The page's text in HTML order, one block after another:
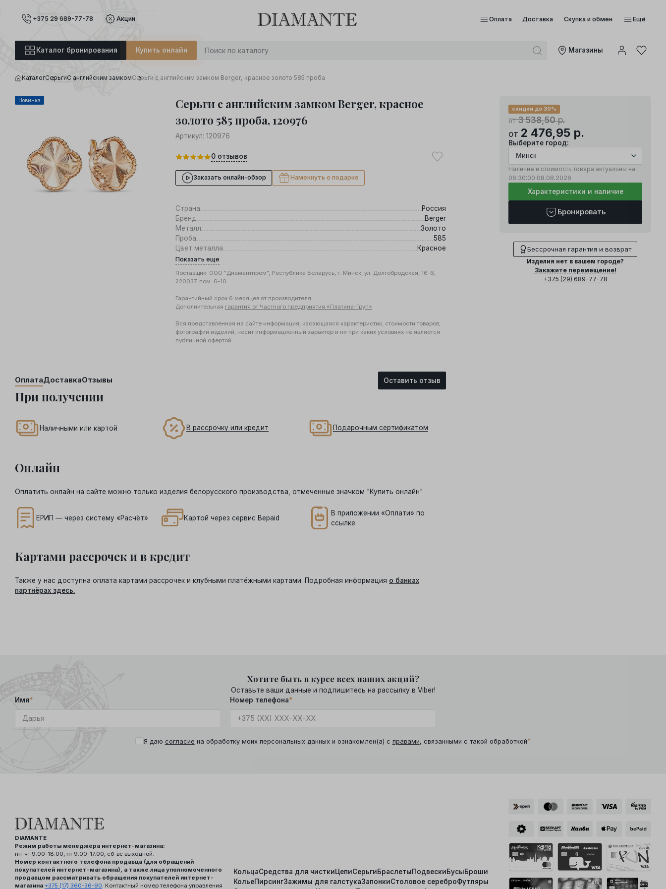
+375 29 689-77-78 Акции Оплата Доставка Скупка и обмен Ещё
Каталог бронирования Купить онлайн Mагазины
0 : 0 0
КаталогСерьгиС английским замкомСерьги с английским замком Berger, красное золото 585 проба
Новинка
Серьги с английским замком Berger, красное
золото 585 проба, 120976
Артикул: 120976
0 отзывов
Заказать онлайн-обзор Намекнуть о подарке
от3 538,50р.
скидки до 30%
от 2 476,95 р.
Выберите город:
Наличие и стоимость товара актуальны на
06:30:00 08.08.2026
Характеристики и наличие
Бронировать
Бессрочная гарантия и возврат
Изделия нет в вашем городе?
Закажите перемещение!
+375 (29) 689-77-78
Страна
Россия
Бренд
Berger
Металл
Золото
Проба
585
Цвет металла
Красное
Показать еще
Поставщик: ООО "Диамантпром", Республика Беларусь, г. Минск, ул. Долгобродская, 16-6,
220037, пом. 6-10
Гарантийный срок 6 месяцев от производителя.
Дополнительная гарантия от Частного предприятия «Платина-Груп».
Вся представленная на сайте информация, касающаяся характеристик, стоимости товаров,
фотографии изделий, носит информационный характер и ни при каких условиях не является
публичной офертой.
Оплата
При получении
Наличными или картой В рассрочку или кредит Подарочным сертификатом
Онлайн
Оплатить онлайн на сайте можно только изделия белорусского производства, отмеченные значком "Купить онлайн"
ЕРИП — через систему «Расчёт» Картой через сервис Bepaid
В приложении «Оплати» по
ссылке
Картами рассрочек и в кредит
Также у нас доступна оплата картами рассрочек и клубными платёжными картами. Подробная информация о банках
партнёрах здесь.
ДоставкаОтзывы Оставить отзыв
Хотите быть в курсе всех наших акций?
Оставьте ваши данные и подпишитесь на рассылку в Viber!
Имя* Номер телефона*
Я даю согласие на обработку моих персональных данных и ознакомлен(а) с правами, связанными с такой обработкой*
DIAMANTE
Режим работы менеджера интернет-магазина:
пн-чт 9.00-18.00, пт 9.00-17.00, сб-вс выходной.
Номер контактного телефона продавца (для обращений
покупателей интернет-магазина), а также лица уполномоченного
продавцом рассматривать обращения покупателей интернет-
магазина:+375 (17) 360-36-90 . Контактный номер телефона управления
КольцаСредства для чисткиЦепиСерьгиБраслетыПодвескиБусыБроши
КольеПирсингЗажимы для галстукаЗапонкиСтоловое сереброФутляры